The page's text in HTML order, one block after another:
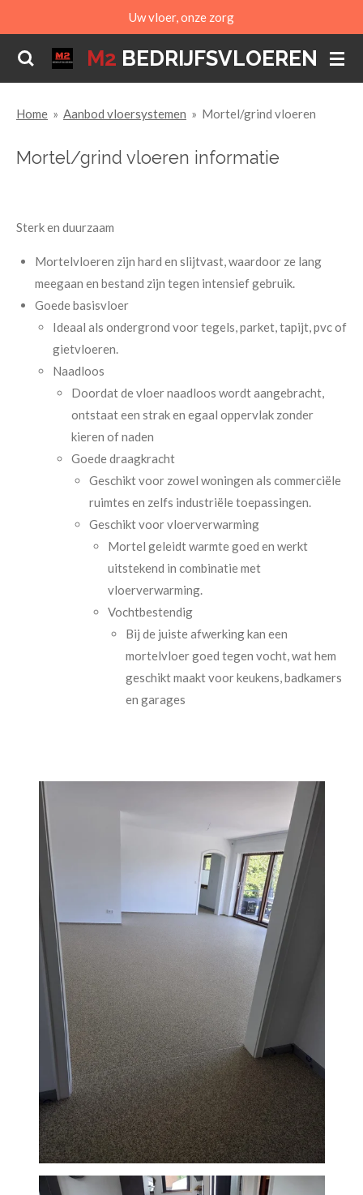
naar
de
M2 BEDRIJFSVLOEREN
Uw vloer, onze zorg
Home » Aanbod vloersystemen » Mortel/grind vloeren
Mortel/grind vloeren informatie
Sterk en duurzaam
Mortelvloeren zijn hard en slijtvast, waardoor ze lang
meegaan en bestand zijn tegen intensief gebruik.
Goede basisvloer
Ideaal als ondergrond voor tegels, parket, tapijt, pvc of
gietvloeren.
Naadloos
Doordat de vloer naadloos wordt aangebracht,
ontstaat een strak en egaal oppervlak zonder
kieren of naden
Goede draagkracht
Geschikt voor zowel woningen als commerciële
ruimtes en zelfs industriële toepassingen.
Geschikt voor vloerverwarming
Mortel geleidt warmte goed en werkt
uitstekend in combinatie met
vloerverwarming.
Vochtbestendig
Bij de juiste afwerking kan een
mortelvloer goed tegen vocht, wat hem
geschikt maakt voor keukens, badkamers
en garages